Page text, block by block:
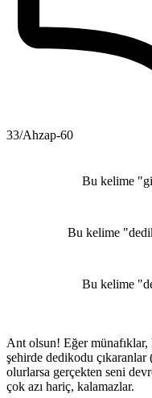
33/Ahzap-60
Bu kelime
Bu kelime
Bu kelime
Ant olsun! Eğer
şehirde dedikodu
olurlarsa gerçekten seni
çok azı hariç, kalamazlar.